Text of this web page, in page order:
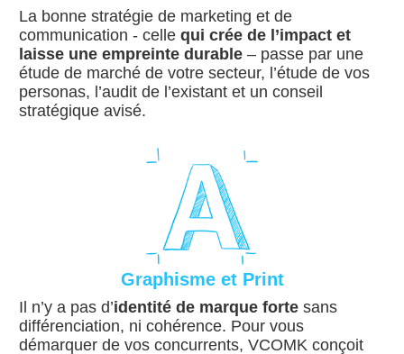
La bonne stratégie de marketing et de
communication - celle qui crée de l’impact et
laisse une empreinte durable – passe par une
étude de marché de votre secteur, l’étude de vos
personas, l’audit de l’existant et un conseil
stratégique avisé.
Graphisme et Print
Il n’y a pas d’identité de marque forte sans
différenciation, ni cohérence. Pour vous
démarquer de vos concurrents, VCOMK conçoit